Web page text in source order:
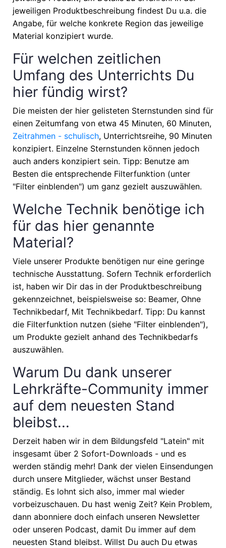
jeweiligen Produktbeschreibung findest Du u.a. die
Angabe, für welche konkrete Region das jeweilige
Material konzipiert wurde.
Für welchen zeitlichen
Umfang des Unterrichts Du
hier fündig wirst?
Die meisten der hier gelisteten Sternstunden sind für
einen Zeitumfang von etwa 45 Minuten, 60 Minuten,
Zeitrahmen - schulisch, Unterrichtsreihe, 90 Minuten
konzipiert. Einzelne Sternstunden können jedoch
auch anders konzipiert sein. Tipp: Benutze am
Besten die entsprechende Filterfunktion (unter
"Filter einblenden") um ganz gezielt auszuwählen.
Welche Technik benötige ich
für das hier genannte
Material?
Viele unserer Produkte benötigen nur eine geringe
technische Ausstattung. Sofern Technik erforderlich
ist, haben wir Dir das in der Produktbeschreibung
gekennzeichnet, beispielsweise so: Beamer, Ohne
Technikbedarf, Mit Technikbedarf. Tipp: Du kannst
die Filterfunktion nutzen (siehe "Filter einblenden"),
um Produkte gezielt anhand des Technikbedarfs
auszuwählen.
Warum Du dank unserer
Lehrkräfte-Community immer
auf dem neuesten Stand
bleibst...
Derzeit haben wir in dem Bildungsfeld "Latein" mit
insgesamt über 2 Sofort-Downloads - und es
werden ständig mehr! Dank der vielen Einsendungen
durch unsere Mitglieder, wächst unser Bestand
ständig. Es lohnt sich also, immer mal wieder
vorbeizuschauen. Du hast wenig Zeit? Kein Problem,
dann abonniere doch einfach unseren Newsletter
oder unseren Podcast, damit Du immer auf dem
neuesten Stand bleibst. Willst Du auch Du etwas